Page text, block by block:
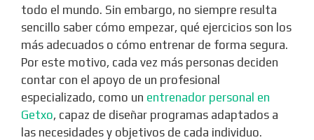
todo el mundo. Sin embargo, no siempre resulta
sencillo saber cómo empezar, qué ejercicios son los
más adecuados o cómo entrenar de forma segura.
Por este motivo, cada vez más personas deciden
contar con el apoyo de un profesional
especializado, como un entrenador personal en
Getxo, capaz de diseñar programas adaptados a
las necesidades y objetivos de cada individuo.